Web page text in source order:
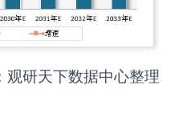
观研天下数据中心整理